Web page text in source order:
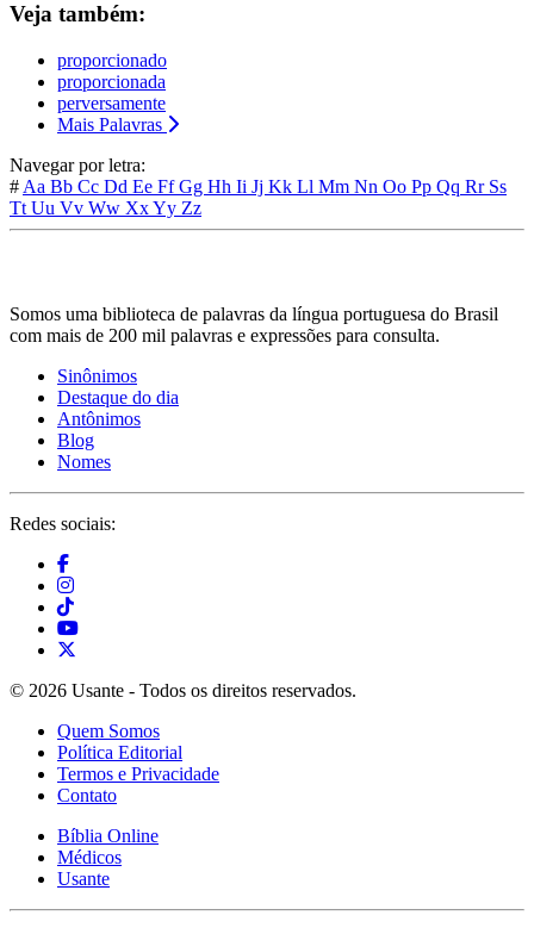
Veja também:
proporcionado
proporcionada
perversamente
Mais Palavras
Navegar por letra:
# Aa Bb Cc Dd Ee FfGg Hh Ii Jj Kk Ll Mm Nn Oo Pp Qq Rr Ss
Tt Uu Vv Ww XxYy Zz
Somos uma biblioteca de palavras da língua portuguesa do Brasil
com mais de 200 mil palavras e expressões para consulta.
Sinônimos
Destaque do dia
Antônimos
Blog
Nomes
Redes sociais:
© 2026 Usante - Todos os direitos reservados.
Quem Somos
Política Editorial
Termos e Privacidade
Contato
Bíblia Online
Médicos
Usante